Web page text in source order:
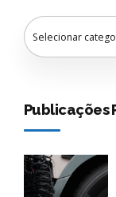
Publicações